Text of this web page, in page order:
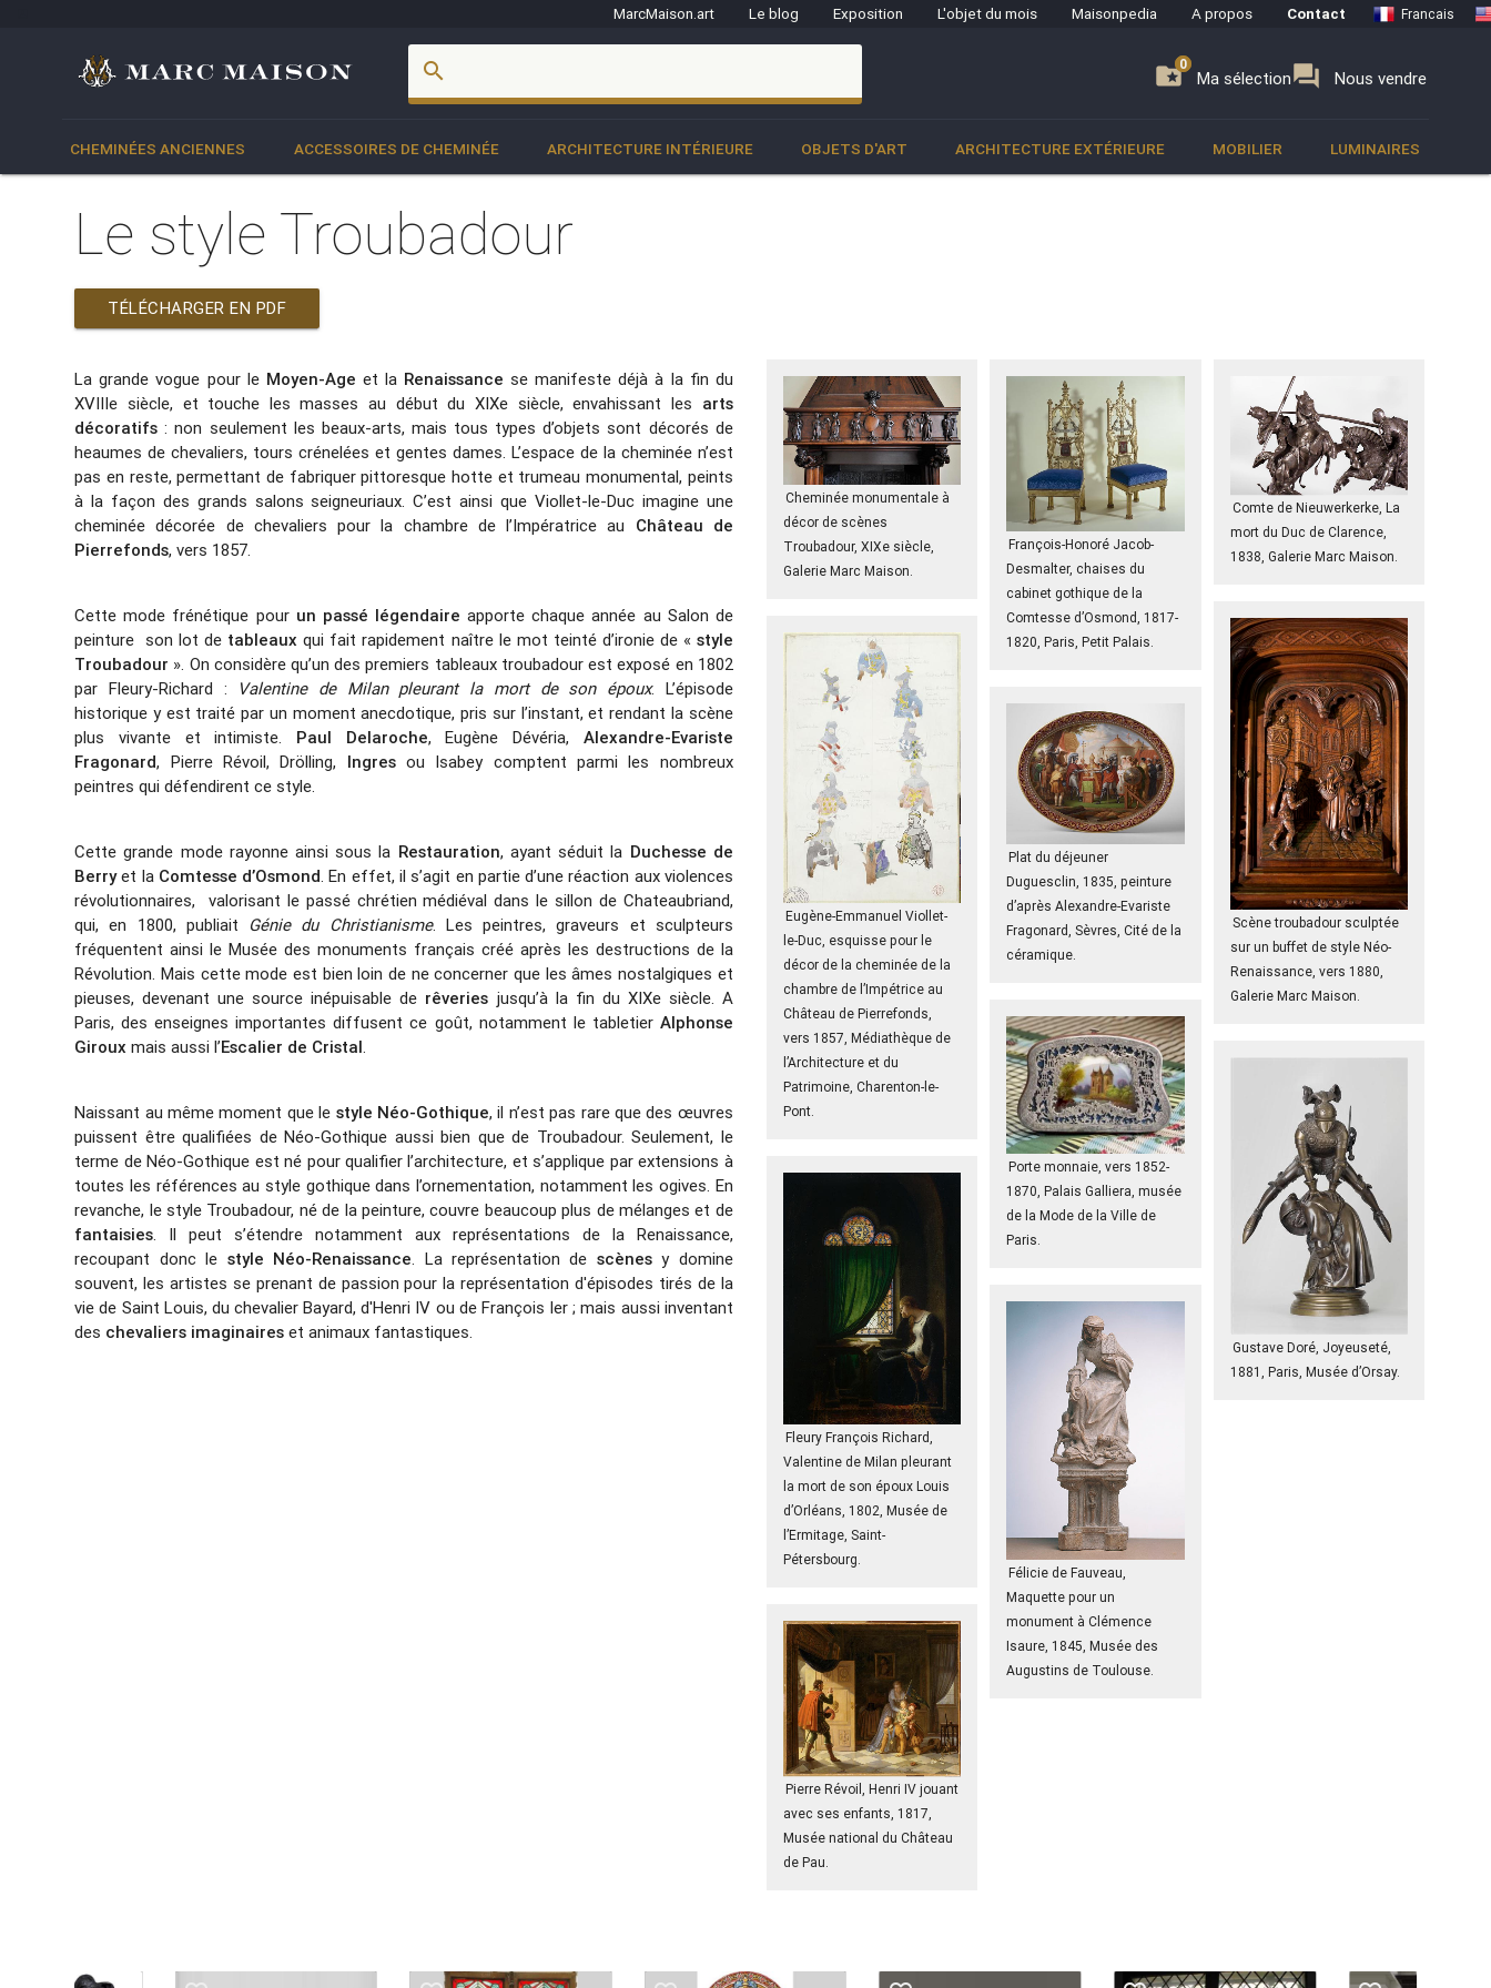
MarcMaison.art Le blog Exposition L'objet du mois Maisonpedia A propos Contact Francais
search folder_special Ma sélection
0 forum Nous vendre
0
CHEMINÉES ANCIENNES ACCESSOIRES DE CHEMINÉE ARCHITECTURE INTÉRIEURE OBJETS D'ART ARCHITECTURE EXTÉRIEURE MOBILIER LUMINAIRES
Le style Troubadour
TÉLÉCHARGER EN PDF
La grande vogue pour leMoyen-Age et la Renaissance se manifeste déjà à la fin du
XVIIIe siècle, et touche les masses au début du XIXe siècle, envahissant les arts
décoratifs : non seulement les beaux-arts, mais tous types d’objets sont décorés de
heaumes de chevaliers, tours crénelées et gentes dames. L’espace de la cheminée n’est
pas en reste, permettant de fabriquer pittoresque hotte et trumeau monumental, peints
à la façon des grands salons seigneuriaux. C’est ainsi que Viollet-le-Duc imagine une
cheminée décorée de chevaliers pour la chambre de l’Impératrice au Château de
Pierrefonds, vers 1857.
Cette mode frénétique pour un passé légendaire apporte chaque année au Salon de
peinture son lot de tableaux qui fait rapidement naître le mot teinté d’ironie de « style
Troubadour ». On considère qu’un des premiers tableaux troubadour est exposé en 1802
par Fleury-Richard :
Valentine de Milan pleurant la mort de son époux. L’épisode
historique y est traité par un moment anecdotique, pris sur l’instant, et rendant la scène
plus vivante et intimiste. Paul Delaroche, Eugène Dévéria, Alexandre-Evariste
Fragonard, Pierre Révoil, Drölling, Ingresou Isabey comptent parmi les nombreux
peintres qui défendirent ce style.
Cette grande mode rayonne ainsi sous la Restauration, ayant séduit la Duchesse de
Berryet la Comtesse d’Osmond. En effet, il s’agit en partie d’une réaction aux violences
révolutionnaires, valorisant le passé chrétien médiéval dans le sillon de Chateaubriand,
qui, en 1800, publiait Génie du Christianisme. Les peintres, graveurs et sculpteurs
fréquentent ainsi le Musée des monuments français créé après les destructions de la
Révolution. Mais cette mode est bien loin de ne concerner que les âmes nostalgiques et
pieuses, devenant une source inépuisable de rêveries jusqu’à la fin du XIXe siècle. A
Paris, des enseignes importantes diffusent ce goût, notamment le tabletier Alphonse
Giroux mais aussi l’Escalier de Cristal.
Naissant au même moment que le style Néo-Gothique, il n’est pas rare que des œuvres
puissent être qualifiées de Néo-Gothique aussi bien que de Troubadour. Seulement, le
terme de Néo-Gothique est né pour qualifier l’architecture, et s’applique par extensions à
toutes les références au style gothique dans l’ornementation, notamment les ogives. En
revanche, le style Troubadour, né de la peinture, couvre beaucoup plus de mélanges et de
fantaisies. Il peut s’étendre notamment aux représentations de la Renaissance,
recoupant donc le style Néo-Renaissance. La représentation de scènesy domine
souvent, les artistes se prenant de passion pour la représentation d'épisodes tirés de la
vie de Saint Louis, du chevalier Bayard, d'Henri IV ou de François Ier ; mais aussi inventant
des chevaliers imaginaires et animaux fantastiques.
Cheminée monumentale à
décor de scènes
Troubadour, XIXe siècle,
Galerie Marc Maison.
Eugène-Emmanuel Viollet-
le-Duc, esquisse pour le
décor de la cheminée de la
chambre de l’Impétrice au
Château de Pierrefonds,
vers 1857, Médiathèque de
l’Architecture et du
Patrimoine, Charenton-le-
Pont.
Fleury François Richard,
Valentine de Milan pleurant
la mort de son époux Louis
d’Orléans, 1802, Musée de
l’Ermitage, Saint-
Pétersbourg.
Pierre Révoil, Henri IV jouant
avec ses enfants, 1817,
Musée national du Château
de Pau.
François-Honoré Jacob-
Desmalter, chaises du
cabinet gothique de la
Comtesse d’Osmond, 1817-
1820, Paris, Petit Palais.
Plat du déjeuner
Duguesclin, 1835, peinture
d’après Alexandre-Evariste
Fragonard, Sèvres, Cité de la
céramique.
Porte monnaie, vers 1852-
1870, Palais Galliera, musée
de la Mode de la Ville de
Paris.
Félicie de Fauveau,
Maquette pour un
monument à Clémence
Isaure, 1845, Musée des
Augustins de Toulouse.
Comte de Nieuwerkerke, La
mort du Duc de Clarence,
1838, Galerie Marc Maison.
Scène troubadour sculptée
sur un buffet de style Néo-
Renaissance, vers 1880,
Galerie Marc Maison.
Gustave Doré, Joyeuseté,
1881, Paris, Musée d’Orsay.